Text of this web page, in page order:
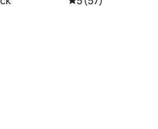
条评价